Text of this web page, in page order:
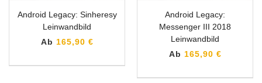
Android Legacy: Sinheresy
Leinwandbild
Ab 165,90 €
Android Legacy:
Messenger III 2018
Leinwandbild
Ab 165,90 €